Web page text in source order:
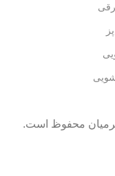
محفوظ است.